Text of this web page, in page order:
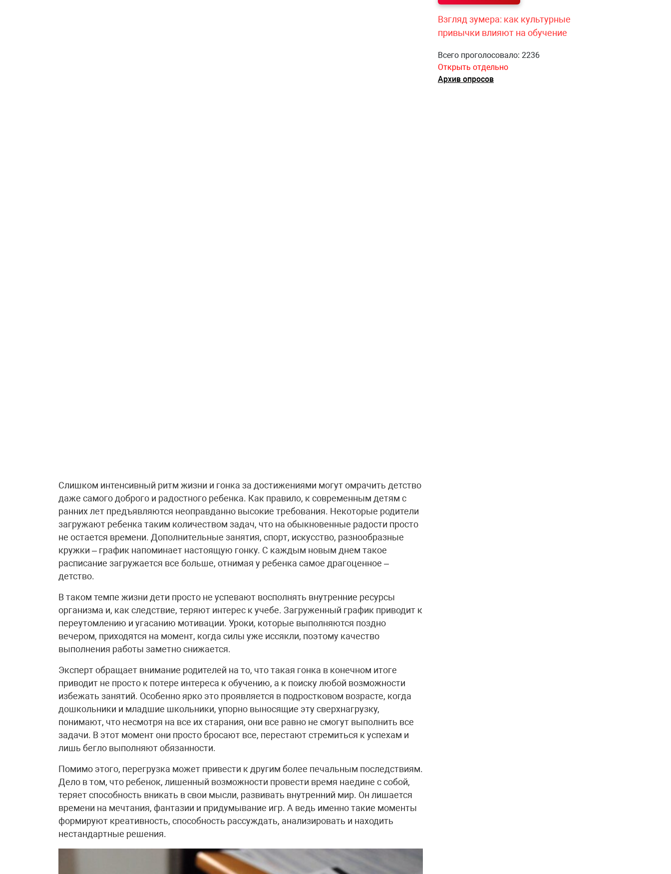
Слишком интенсивный ритм жизни и гонка за достижениями могут омрачить детство
даже самого доброго и радостного ребенка. Как правило, к современным детям с
ранних лет предъявляются неоправданно высокие требования. Некоторые родители
загружают ребенка таким количеством задач, что на обыкновенные радости просто
не остается времени. Дополнительные занятия, спорт, искусство, разнообразные
кружки – график напоминает настоящую гонку. С каждым новым днем такое
расписание загружается все больше, отнимая у ребенка самое драгоценное –
детство.
В таком темпе жизни дети просто не успевают восполнять внутренние ресурсы
организма и, как следствие, теряют интерес к учебе. Загруженный график приводит к
переутомлению и угасанию мотивации. Уроки, которые выполняются поздно
вечером, приходятся на момент, когда силы уже иссякли, поэтому качество
выполнения работы заметно снижается.
Эксперт обращает внимание родителей на то, что такая гонка в конечном итоге
приводит не просто к потере интереса к обучению, а к поиску любой возможности
избежать занятий. Особенно ярко это проявляется в подростковом возрасте, когда
дошкольники и младшие школьники, упорно выносящие эту сверхнагрузку,
понимают, что несмотря на все их старания, они все равно не смогут выполнить все
задачи. В этот момент они просто бросают все, перестают стремиться к успехам и
лишь бегло выполняют обязанности.
Помимо этого, перегрузка может привести к другим более печальным последствиям.
Дело в том, что ребенок, лишенный возможности провести время наедине с собой,
теряет способность вникать в свои мысли, развивать внутренний мир. Он лишается
времени на мечтания, фантазии и придумывание игр. А ведь именно такие моменты
формируют креативность, способность рассуждать, анализировать и находить
нестандартные решения.
Взгляд зумера: как культурные
привычки влияют на обучение
Всего проголосовало: 2236
Открыть отдельно
Архив опросов